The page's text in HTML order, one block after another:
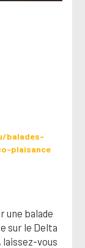
balades-
plaisance
une balade
sur le Delta
laissez-vous